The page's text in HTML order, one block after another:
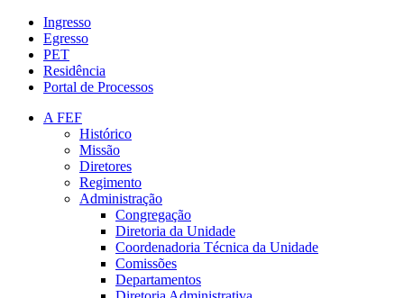
Ingresso
Egresso
PET
Residência
Portal de Processos
A FEF
Histórico
Missão
Diretores
Regimento
Administração
Congregação
Diretoria da Unidade
Coordenadoria Técnica da Unidade
Comissões
Departamentos